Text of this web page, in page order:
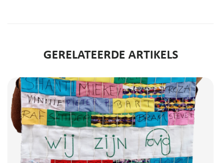
GERELATEERDE ARTIKELS